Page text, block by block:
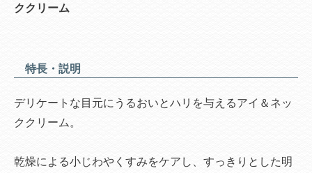
ククリーム
特長・説明
デリケートな目元にうるおいとハリを与えるアイ＆ネッ
ククリーム。
乾燥による小じわやくすみをケアし、すっきりとした明